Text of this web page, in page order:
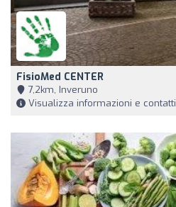
FisioMed CENTER
7,2km, Inveruno
Visualizza informazioni e contatti